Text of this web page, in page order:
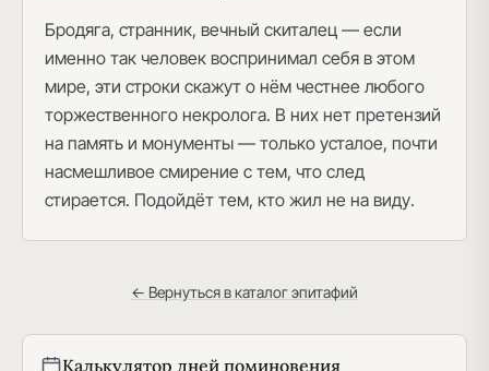
Бродяга, странник, вечный скиталец — если
именно так человек воспринимал себя в этом
мире, эти строки скажут о нём честнее любого
торжественного некролога. В них нет претензий
на память и монументы — только усталое, почти
насмешливое смирение с тем, что след
стирается. Подойдёт тем, кто жил не на виду.
← Вернуться в каталог эпитафий
Калькулятор дней поминовения